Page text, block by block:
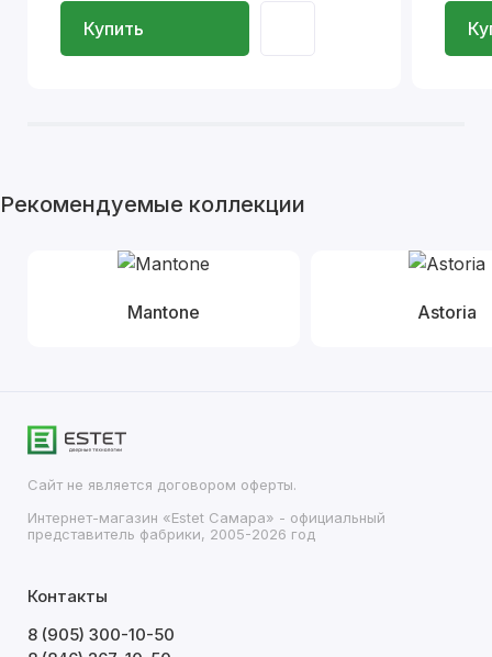
Купить
Рекомендуемые коллекции
Mantone Astoria
Сайт не является договором оферты.
Интернет-магазин «Estet Самара» - официальный
представитель фабрики, 2005-2026 год
Контакты
8 (905) 300-10-50